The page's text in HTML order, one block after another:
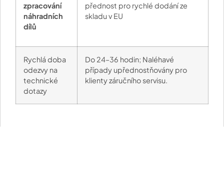
zpracování
náhradních
dílů
přednost pro rychlé dodání ze
skladu v EU
Rychlá doba
odezvy na
technické
dotazy
Do 24–36 hodin; Naléhavé
případy upřednostňovány pro
klienty záručního servisu.